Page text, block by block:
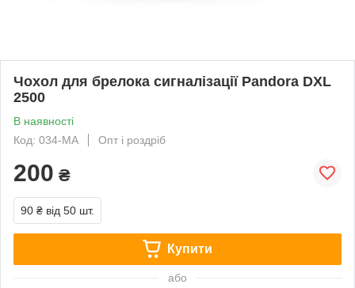
Чохол для брелока сигналізації Pandora DXL
2500
В наявності
Код: 034-MA
Опт і роздріб
200 ₴
90 ₴ від 50 шт.
Купити
або